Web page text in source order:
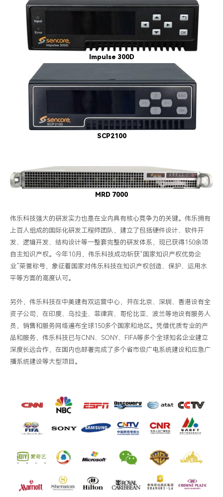
Impulse 300D
SCP2100
MRD 7000
伟乐科技强大的研发实力也是在业内具有核心竞争力的关键。伟乐拥有
上百人组成的国际化研发工程师团队，建立了包括硬件设计、软件开
发、逻辑开发、结构设计等一整套完整的研发体系，现已获得150余项
自主知识产权。今年10月，伟乐科技成功斩获“国家知识产权优势企
业”荣誉称号，象征着国家对伟乐科技在知识产权创造、保护、运用水
平等方面的高度认可。
另外，伟乐科技在中美建有双运营中心，并在北京、深圳、香港设有全
资子公司，在印度、乌拉圭、菲律宾、哥伦比亚、波兰等地设有服务人
员，销售和服务网络遍布全球150多个国家和地区。凭借优质专业的产
品和服务，伟乐科技已与CNN 、 SONY、 FIFA等多个全球知名企业建立
深度长远合作，在国内也部署完成了多个省市级广电系统建设和应急广
播系统建设等大型项目。